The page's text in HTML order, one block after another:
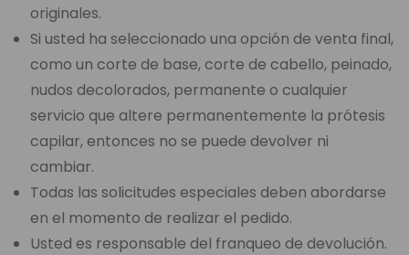
originales.
Si usted ha seleccionado una opción de venta final,
como un corte de base, corte de cabello, peinado,
nudos decolorados, permanente o cualquier
servicio que altere permanentemente la prótesis
capilar, entonces no se puede devolver ni
cambiar.
Todas las solicitudes especiales deben abordarse
en el momento de realizar el pedido.
Usted es responsable del franqueo de devolución.